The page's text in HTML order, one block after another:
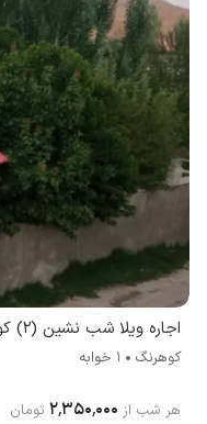
اجاره ویلا شب نشین (2) کوهرنگ
کوهرنگ 1 خوابه
هر شب از ۲٬۳۵۰٬۰۰۰ تومان